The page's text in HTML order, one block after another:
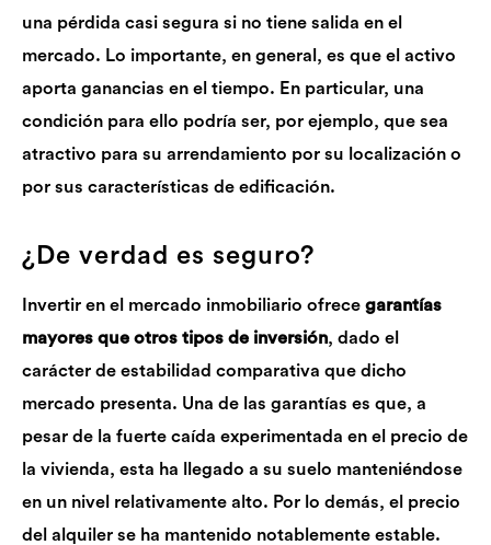
una pérdida casi segura si no tiene salida en el
mercado. Lo importante, en general, es que el activo
aporta ganancias en el tiempo. En particular, una
condición para ello podría ser, por ejemplo, que sea
atractivo para su arrendamiento por su localización o
por sus características de edificación.
¿De verdad es seguro?
Invertir en el mercado inmobiliario ofrece garantías
mayores que otros tipos de inversión, dado el
carácter de estabilidad comparativa que dicho
mercado presenta. Una de las garantías es que, a
pesar de la fuerte caída experimentada en el precio de
la vivienda, esta ha llegado a su suelo manteniéndose
en un nivel relativamente alto. Por lo demás, el precio
del alquiler se ha mantenido notablemente estable.